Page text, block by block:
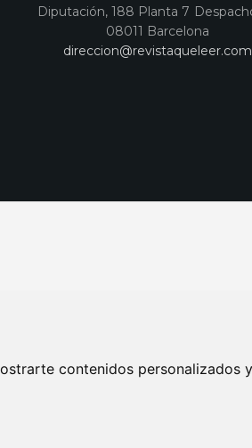
contenidos personalizados
Diputación, 188 Planta 7
08011 Barcelona
direccion@revistaqueleer.com